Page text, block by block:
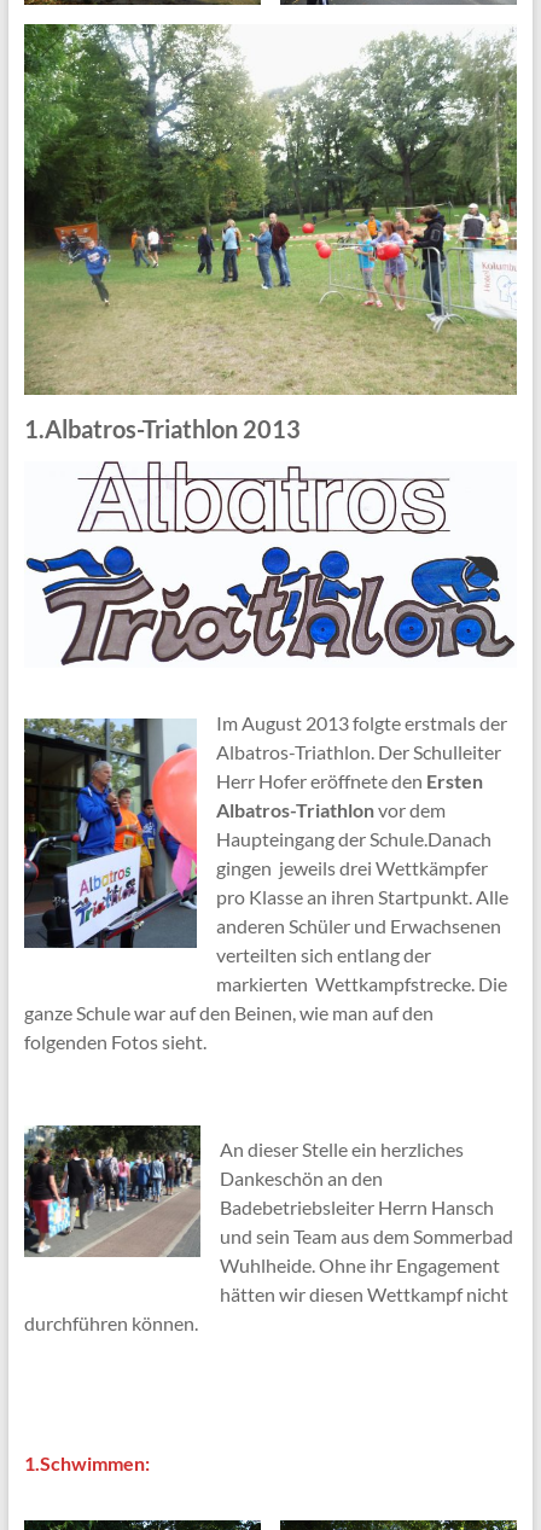
1.Albatros-Triathlon 2013
Im August 2013 folgte erstmals der
Albatros-Triathlon. Der Schulleiter
Herr Hofer eröffnete den Ersten
Albatros-Triathlonvor dem
Haupteingang der Schule.Danach
gingen jeweils drei Wettkämpfer
pro Klasse an ihren Startpunkt. Alle
anderen Schüler und Erwachsenen
verteilten sich entlang der
markierten Wettkampfstrecke. Die
ganze Schule war auf den Beinen, wie man auf den
folgenden Fotos sieht.
An dieser Stelle ein herzliches
Dankeschön an den
Badebetriebsleiter Herrn Hansch
und sein Team aus dem Sommerbad
Wuhlheide. Ohne ihr Engagement
hätten wir diesen Wettkampf nicht
durchführen können.
1.Schwimmen: